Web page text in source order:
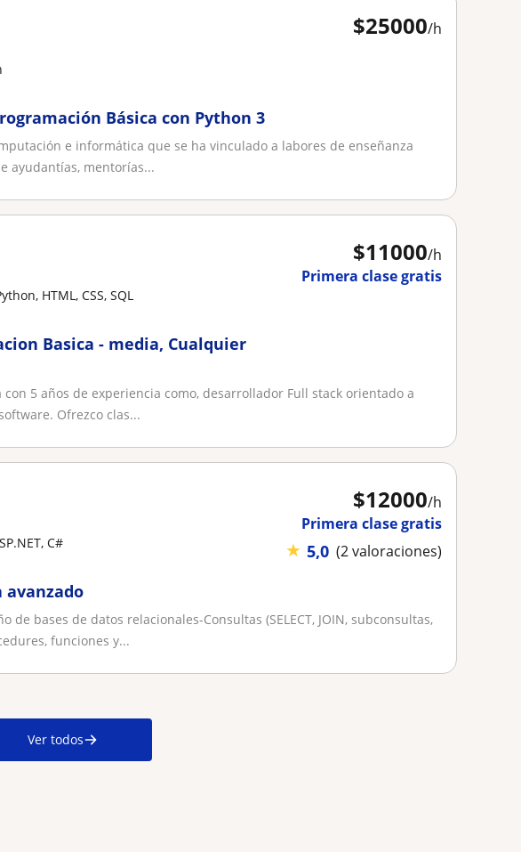
$25000/h
Básica con Python 3
e informática que se ha vinculado a labores de enseñanza
ayudantías, mentorías...
$11000/h
Primera clase gratis
HTML, CSS, SQL
Basica - media, Cualquier
5 años de experiencia como, desarrollador Full stack orientado a
Ofrezco clas...
$12000/h
Primera clase gratis
★ 5,0 (2 valoraciones)
C#
avanzado
de bases de datos relacionales-Consultas (SELECT, JOIN, subconsultas,
funciones y...
Ver todos